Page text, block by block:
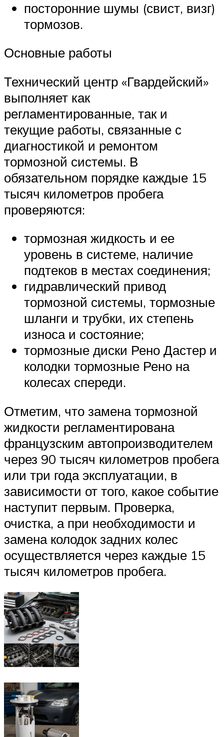
посторонние шумы (свист, визг)
тормозов.
Основные работы
Технический центр «Гвардейский»
выполняет как
регламентированные, так и
текущие работы, связанные с
диагностикой и ремонтом
тормозной системы. В
обязательном порядке каждые 15
тысяч километров пробега
проверяются:
тормозная жидкость и ее
уровень в системе, наличие
подтеков в местах соединения;
гидравлический привод
тормозной системы, тормозные
шланги и трубки, их степень
износа и состояние;
тормозные диски Рено Дастер и
колодки тормозные Рено на
колесах спереди.
Отметим, что замена тормозной
жидкости регламентирована
французским автопроизводителем
через 90 тысяч километров пробега
или три года эксплуатации, в
зависимости от того, какое событие
наступит первым. Проверка,
очистка, а при необходимости и
замена колодок задних колес
осуществляется через каждые 15
тысяч километров пробега.